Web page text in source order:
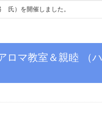
氏）を開催しました。